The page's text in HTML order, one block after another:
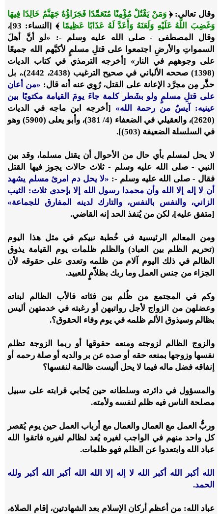
وقال تعالى: ﴿ وَمَنْ يَقْتُلْ مُؤْمِنًا مُتَعَمِّدًا فَجَزَاؤُهُ جَهَنَّمُ خَالِدًا فِيهَا
وَغَضِبَ اللَّهُ عَلَيْهِ وَلَعَنَهُ وَأَعَدَّ لَهُ عَذَابًا عَظِيمًا
﴾ [النساء: 93]،
وقال المصطفى - صلى الله عليه وسلم -: «لو أنَّ أهلَ
السمواتِ والأرضِ اجتمعوا على قتلِ مسلمٍ لأكبَّهم الله جميعًا
على وجوههم في النار » [أخرجه الترمذي في كتاب الديات
(1398) صححه الألباني في صحيح الترغيب (2438، 2442).، بل
حذَّر مِن مجرَّد الإعانة على القتل، رُوِي عنه أنه قال: «من أعان
على قتلِ مسلمٍ ولو بشَطر كلمة جاءَ يومَ القيامة مكتوبًا بين
عينيه: آيسٌ من رحمة الله» [أخرجه ابن ماجه في الديات
(2620)، والعقيلي في الضعفاء (4/ 381)، وأبو يعلى (5900) وهو
في السلسلة الضعيفة (503)].
لا يحل لمسلم بأي حال من الأحوال أن يقتل مسلما، وقد بين
النبي - صلى الله عليه وسلم - ثلاث حالات يجوز فيها القتل
فقال - صلى الله عليه وسلم -: «لا يحل دم امرئ مسلم يشهد
أن لا إله إلا الله وأن محمدا رسول الله إلا بإحدى ثلاث: الثيب
الزاني، والنفس بالنفس، والتارك لدينه المفارق للجماعة»
[متفق عليه]، لكن من يُنفذ الحد إنه القاضي.
ومن المعالم الرئيسية في خُطبة نبيكم في مثل هذا اليوم
(تحريم الظلم بين العباد) والظلم ظلمات يوم القيامة يذوق
الظالم في ذلك اليوم آلام من ظلمه وتعدى على حقوقه لأن
الجزاء من جنس العمل وما ربك بظلاّمٍ للعبيد.
وكم في المجتمع من ظُلم بين فئاته فالأب الظالم لبناته
وعضلهن من الزواج لأجل رواتبهن أو رغبته في خدمتهن أليس
بظالم وسيذوق الألم ظلمه في يوم وفاء الحقوق؟.
والزوج الظالم لزوجته ومنعه حقوقها أو ربما الزوجة تظلم
نفسها وزوجها بمنعه حقه أو صده عن بر والديه أو صلة رحمه أو
إنفاقه فضل ماله فيما لا يحل أليست ظالمة لنفسها؟
والمسؤول في دائرته وسلطانه حين يُحابي قرابته على سبيل
مصلحة الناس فيه ظلم لنفسه ولأمته.
وربُّ العمل مع العمال والعمال مع أرباب العمل حين يوم يُقصر
كل واحد منهم في الواجب لغيره يُعد لظالم لغيره فاتقوا الله
عباد الله وابتعدوا عن الظلم فهو ظلمات.
الله أكبر الله أكبر الله لا إله إلا الله الله أكبر الله أكبر ولله
الحمد.
عباد الله: من أعظم أركان الإسلام بعد الشهادتين، إقام الصلاة،